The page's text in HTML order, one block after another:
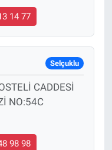
14 77
Selçuklu
CADDESİ
NO:54C
98 98